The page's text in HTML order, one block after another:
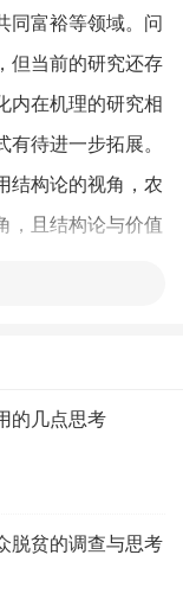
同富裕等领域。问
但当前的研究还存
内在机理的研究相
待进一步拓展。
结构论的视角，农
，且结构论与价值
该是把它和社会
及社会结构变迁
语境中加以理解。
器物作为治理的维
的几点思考
脱贫的调查与思考